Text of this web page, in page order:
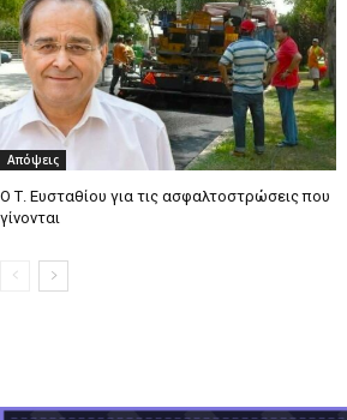
Απόψεις
Ο Τ. Ευσταθίου για τις ασφαλτοστρώσεις που
γίνονται